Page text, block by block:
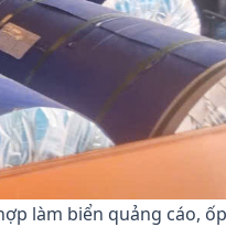
làm biển quảng cáo,